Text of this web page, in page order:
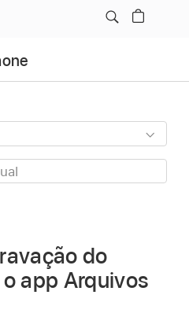
do
app Arquivos